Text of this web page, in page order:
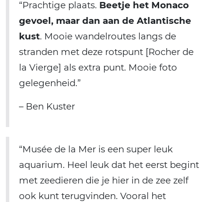
“Prachtige plaats. Beetje het Monaco
gevoel, maar dan aan de Atlantische
kust. Mooie wandelroutes langs de
stranden met deze rotspunt [Rocher de
la Vierge] als extra punt. Mooie foto
gelegenheid.”
– Ben Kuster
“Musée de la Mer is een super leuk
aquarium. Heel leuk dat het eerst begint
met zeedieren die je hier in de zee zelf
ook kunt terugvinden. Vooral het